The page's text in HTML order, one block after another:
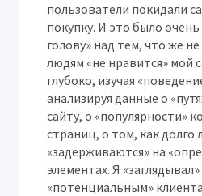
пользователи покидали
покупку. И это было
голову» над тем, что же
людям «не нравится» мой
глубоко, изучая
анализируя данные о
сайту, о «популярности»
страниц, о том, как долго
«задерживаются» на
элементах. Я
«потенциальным»